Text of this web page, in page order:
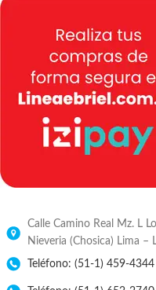
Calle Camino Real Mz. L
Nieveria (Chosica) Lima –
Teléfono: (51-1) 459-4344